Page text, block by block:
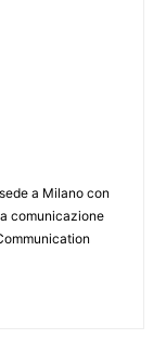
a Milano con
comunicazione